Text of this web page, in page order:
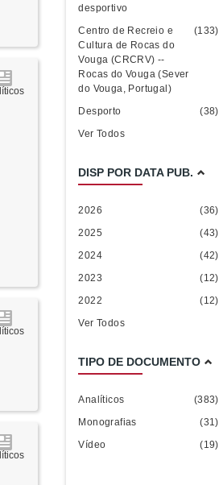
desportivo
Centro de Recreio e
Cultura de Rocas do
Vouga (CRCRV) --
Rocas do Vouga (Sever
do Vouga, Portugal)
(133)
Desporto
(38)
Ver Todos
DISP POR DATA PUB.
2026
(36)
2025
(43)
2024
(42)
2023
(12)
2022
(12)
Ver Todos
TIPO DE DOCUMENTO
Analíticos
(383)
Monografias
(31)
Vídeo
(19)